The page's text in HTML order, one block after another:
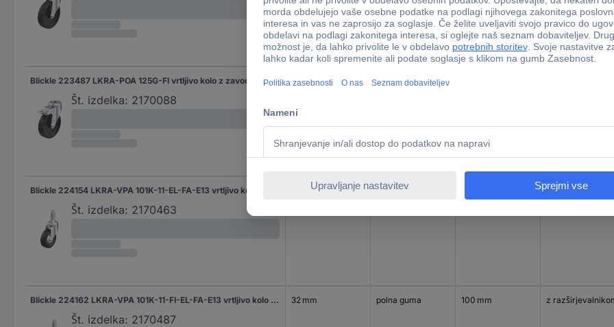
Blickle 223487 LKRA-POA 125G-FI vrtljivo kolo z zavoro Premer kolesa: 125 mm Nosilnost (maks.): 120 kg 1 kos
Št. izdelka: 2170088
32 mm poliamid 6
Št. izdelka: 2170463
32 mm polna guma z razširjevalnikom
Blickle 224162 LKRA-VPA 101K-11-FI-EL-FA-E13 vrtljivo kolo z zavoro Premer kolesa: 100 mm Nosilnost (maks.): 80 kg 1 kos
Št. izdelka: 2170487
32 mm polna guma 100 mm z